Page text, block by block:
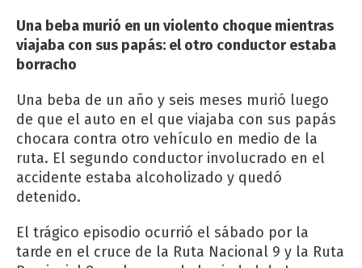
Una beba murió en un violento choque mientras
viajaba con sus papás: el otro conductor estaba
borracho
Una beba de un año y seis meses murió luego
de que el auto en el que viajaba con sus papás
chocara contra otro vehículo en medio de la
ruta. El segundo conductor involucrado en el
accidente estaba alcoholizado y quedó
detenido.
El trágico episodio ocurrió el sábado por la
tarde en el cruce de la Ruta Nacional 9 y la Ruta